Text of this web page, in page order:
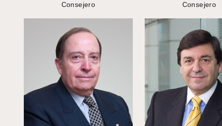
Consejero Consejero